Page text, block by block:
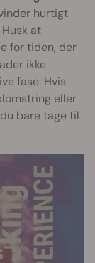
hurtigt
at
for tiden, der
ikke
fase. Hvis
eller
bare tage til